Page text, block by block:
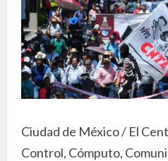
Ciudad de México / El
Control, Cómputo,